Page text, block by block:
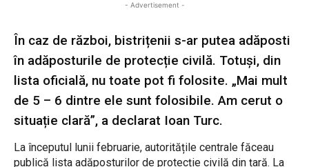
- Advertisement -
În caz de război, bistrițenii s-ar putea adăposti
în adăposturile de protecție civilă. Totuși, din
lista oficială, nu toate pot fi folosite. „Mai mult
de 5 – 6 dintre ele sunt folosibile. Am cerut o
situație clară”, a declarat Ioan Turc.
La începutul lunii februarie, autoritățile centrale făceau
publică lista adăposturilor de protecție civilă din țară. La